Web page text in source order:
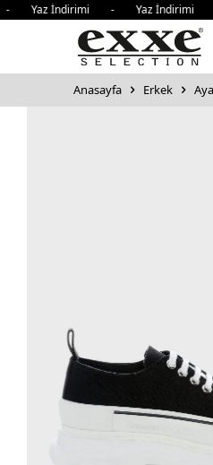
İndirimi - Yaz
Anasayfa Erkek